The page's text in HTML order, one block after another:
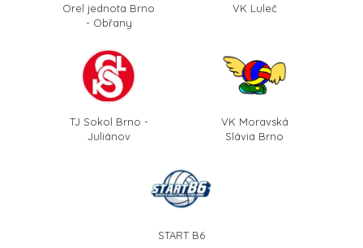
Orel jednota Brno
- Obřany
VK Luleč
TJ Sokol Brno -
Juliánov
VK Moravská
Slávia Brno
START B6